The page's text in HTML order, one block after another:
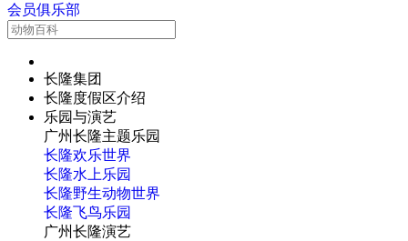
会员俱乐部
长隆集团
长隆度假区介绍
乐园与演艺
广州长隆主题乐园
长隆欢乐世界
长隆水上乐园
长隆野生动物世界
长隆飞鸟乐园
广州长隆演艺